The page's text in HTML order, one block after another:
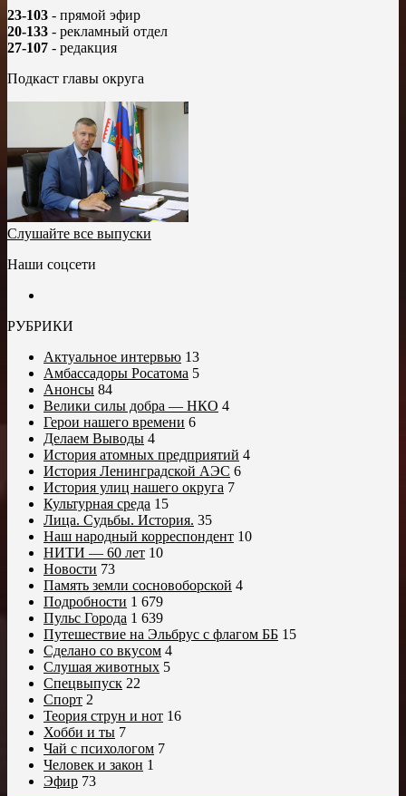
23-103 - прямой эфир
20-133 - рекламный отдел
27-107 - редакция
Подкаст главы округа
Слушайте все выпуски
Наши соцсети
РУБРИКИ
Актуальное интервью 13
Амбассадоры Росатома 5
Анонсы 84
Велики силы добра — НКО 4
Герои нашего времени 6
Делаем Выводы 4
История атомных предприятий 4
История Ленинградской АЭС 6
История улиц нашего округа 7
Культурная среда 15
Лица. Судьбы. История. 35
Наш народный корреспондент 10
НИТИ — 60 лет 10
Новости 73
Память земли сосновоборской 4
Подробности 1 679
Пульс Города 1 639
Путешествие на Эльбрус с флагом ББ 15
Сделано со вкусом 4
Слушая животных 5
Спецвыпуск 22
Спорт 2
Теория струн и нот 16
Хобби и ты 7
Чай с психологом 7
Человек и закон 1
Эфир 73